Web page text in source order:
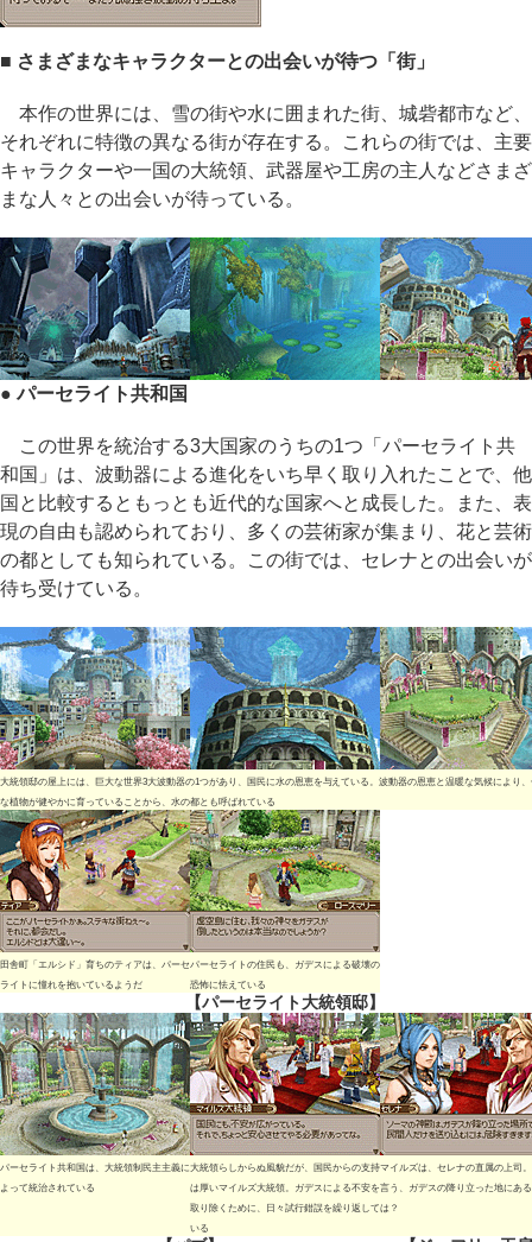
■ さまざまなキャラクターとの出会いが待つ「街」
本作の世界には、雪の街や水に囲まれた街、城砦都市など、
それぞれに特徴の異なる街が存在する。これらの街では、主要
キャラクターや一国の大統領、武器屋や工房の主人などさまざ
まな人々との出会いが待っている。
● パーセライト共和国
この世界を統治する3大国家のうちの1つ「パーセライト共
和国」は、波動器による進化をいち早く取り入れたことで、他
国と比較するともっとも近代的な国家へと成長した。また、表
現の自由も認められており、多くの芸術家が集まり、花と芸術
の都としても知られている。この街では、セレナとの出会いが
待ち受けている。
大統領邸の屋上には、巨大な世界3大波動器の1つがあり、国民に水の恩恵を与えている。波動器の恩恵と温暖な気候により
な植物が健やかに育っていることから、水の都とも呼ばれている
田舎町「エルシド」育ちのティアは、パーセ
ライトに憧れを抱いているようだ
パーセライトの住民も、ガデスによる破壊の
恐怖に怯えている
【パーセライト大統領邸】
パーセライト共和国は、大統領制民主主義に
よって統治されている
大統領らしからぬ風貌だが、国民からの支持
は厚いマイルズ大統領。ガデスによる不安を
取り除くために、日々試行錯誤を繰り返して
いる
マイルズは、セレナの直属の上司
言う、ガデスの降り立った地にあ
は？